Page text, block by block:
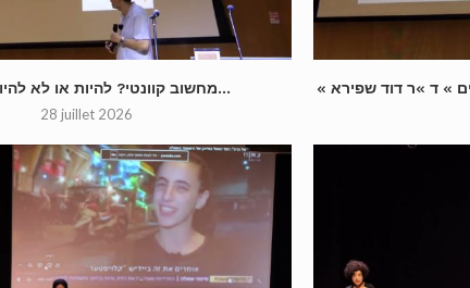
מחשוב קוונטי? להיות או לא להיות – זאת...
28 juillet 2026